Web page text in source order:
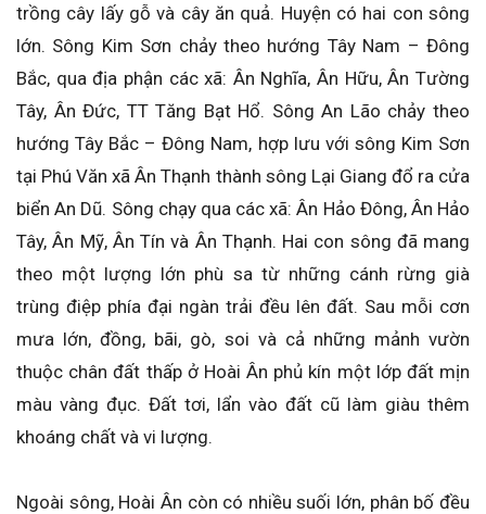
trồng cây lấy gỗ và cây ăn quả. Huyện có hai con sông
lớn. Sông Kim Sơn chảy theo hướng Tây Nam – Đông
Bắc, qua địa phận các xã: Ân Nghĩa, Ân Hữu, Ân Tường
Tây, Ân Đức, TT Tăng Bạt Hổ. Sông An Lão chảy theo
hướng Tây Bắc – Đông Nam, hợp lưu với sông Kim Sơn
tại Phú Văn xã Ân Thạnh thành sông Lại Giang đổ ra cửa
biển An Dũ. Sông chạy qua các xã: Ân Hảo Đông, Ân Hảo
Tây, Ân Mỹ, Ân Tín và Ân Thạnh. Hai con sông đã mang
theo một lượng lớn phù sa từ những cánh rừng già
trùng điệp phía đại ngàn trải đều lên đất. Sau mỗi cơn
mưa lớn, đồng, bãi, gò, soi và cả những mảnh vườn
thuộc chân đất thấp ở Hoài Ân phủ kín một lớp đất mịn
màu vàng đục. Đất tơi, lẩn vào đất cũ làm giàu thêm
khoáng chất và vi lượng.
Ngoài sông, Hoài Ân còn có nhiều suối lớn, phân bố đều